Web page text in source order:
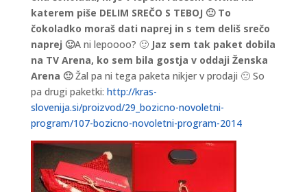
katerem piše DELIM SREČO S TEBOJ 🙂 To
čokoladko moraš dati naprej in s tem deliš srečo
naprej 🙂A ni lepoooo? 🙂 Jaz sem tak paket dobila
na TV Arena, ko sem bila gostja v oddaji Ženska
Arena 🙂Žal pa ni tega paketa nikjer v prodaji 🙁 So
pa drugi paketki: http://kras-
slovenija.si/proizvod/29_bozicno-novoletni-
program/107-bozicno-novoletni-program-2014